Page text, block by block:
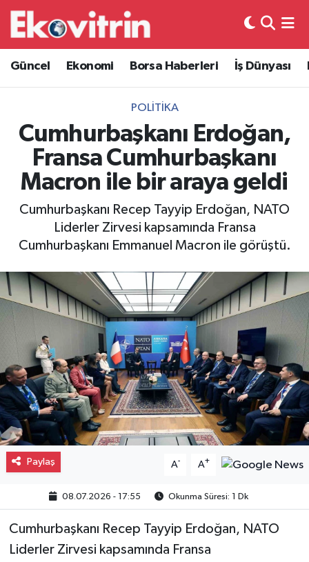
Güncel Ekonomi Borsa Haberleri İş Dünyası
POLITIKA
Cumhurbaşkanı Erdoğan,
Fransa Cumhurbaşkanı
Macron ile bir araya geldi
Cumhurbaşkanı Recep Tayyip Erdoğan, NATO
Liderler Zirvesi kapsamında Fransa
Cumhurbaşkanı Emmanuel Macron ile görüştü.
Paylaş A- A+
08.07.2026 - 17:55 Okunma Süresi: 1 Dk
Cumhurbaşkanı Recep Tayyip Erdoğan, NATO
Liderler Zirvesi kapsamında Fransa
Güncel
Ekonomi
Borsa Haberleri
İş Dünyası
Lojistik
Otovitrin
Magazin
Gayrimenkul
Spor
Eğitim
Hava Durumu
Trafik Durumu
Süper Lig Puan Durumu ve Fikstür
Tüm Manşetler
Son Dakika Haberleri
Haber Arşivi